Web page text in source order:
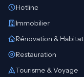
Hotline
Immobilier
Rénovation & Habitat
Restauration
Tourisme & Voyage